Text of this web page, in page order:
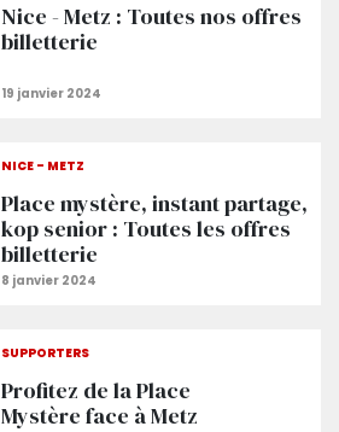
Nice - Metz : Toutes nos offres
billetterie
NICE - METZ
Place mystère, instant partage,
kop senior : Toutes les offres
billetterie
SUPPORTERS
Profitez de la Place
Mystère face à Metz